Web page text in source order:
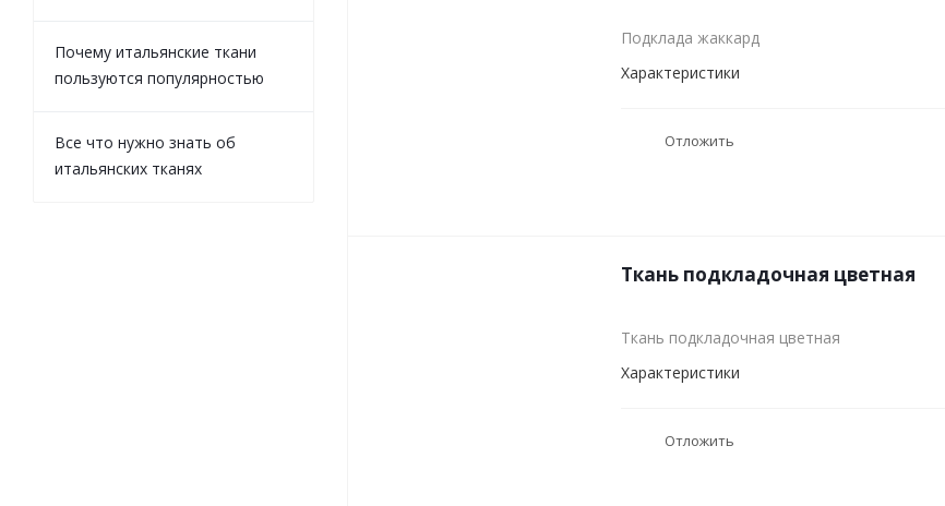
Подклада жаккард
Характеристики
Отложить
Ткань подкладочная цветная
Ткань подкладочная цветная
Характеристики
Отложить
Почему итальянские ткани
пользуются популярностью
Все что нужно знать об
итальянских тканях